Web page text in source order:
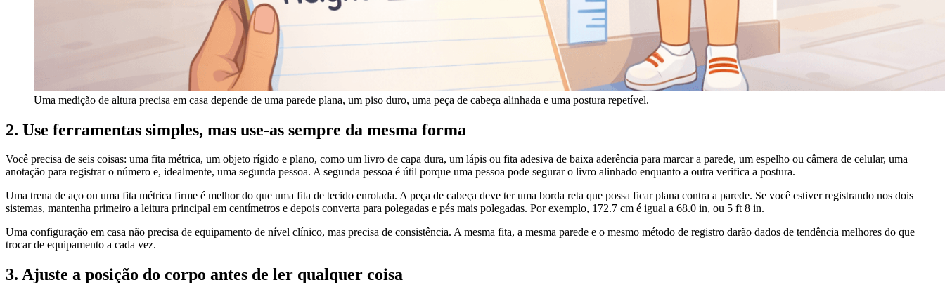
Uma medição de altura precisa em casa depende de uma parede plana, um piso duro, uma peça de cabeça alinhada e uma postura repetível.
2. Use ferramentas simples, mas use-as sempre da mesma forma
Você precisa de seis coisas: uma fita métrica, um objeto rígido e plano, como um livro de capa dura, um lápis ou fita adesiva de baixa aderência para marcar a parede, um espelho ou câmera de celular, uma
anotação para registrar o número e, idealmente, uma segunda pessoa. A segunda pessoa é útil porque uma pessoa pode segurar o livro alinhado enquanto a outra verifica a postura.
Uma trena de aço ou uma fita métrica firme é melhor do que uma fita de tecido enrolada. A peça de cabeça deve ter uma borda reta que possa ficar plana contra a parede. Se você estiver registrando nos dois
sistemas, mantenha primeiro a leitura principal em centímetros e depois converta para polegadas e pés mais polegadas. Por exemplo, 172.7 cm é igual a 68.0 in, ou 5 ft 8 in.
Uma configuração em casa não precisa de equipamento de nível clínico, mas precisa de consistência. A mesma fita, a mesma parede e o mesmo método de registro darão dados de tendência melhores do que
trocar de equipamento a cada vez.
3. Ajuste a posição do corpo antes de ler qualquer coisa